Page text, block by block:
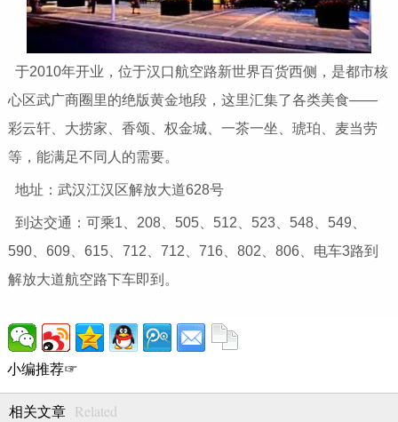
于2010年开业，位于汉口航空路新世界百货西侧，是都市核
心区武广商圈里的绝版黄金地段，这里汇集了各类美食——
彩云轩、大捞家、香颂、权金城、一茶一坐、琥珀、麦当劳
等，能满足不同人的需要。
地址：武汉江汉区解放大道628号
到达交通：可乘1、208、505、512、523、548、549、
590、609、615、712、712、716、802、806、电车3路到
解放大道航空路下车即到。
小编推荐☞
相关文章 Related